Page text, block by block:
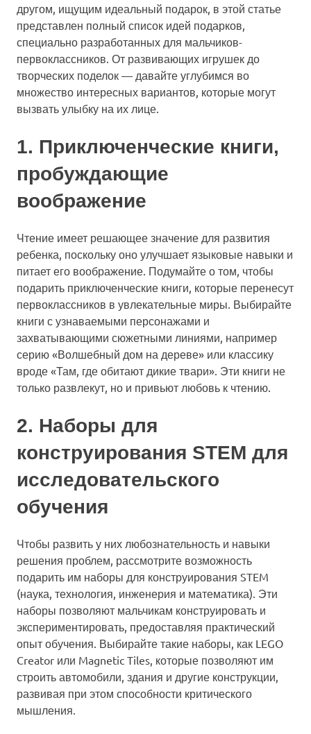
другом, ищущим идеальный подарок, в этой статье
представлен полный список идей подарков,
специально разработанных для мальчиков-
первоклассников. От развивающих игрушек до
творческих поделок — давайте углубимся во
множество интересных вариантов, которые могут
вызвать улыбку на их лице.
1. Приключенческие книги,
пробуждающие
воображение
Чтение имеет решающее значение для развития
ребенка, поскольку оно улучшает языковые навыки и
питает его воображение. Подумайте о том, чтобы
подарить приключенческие книги, которые перенесут
первоклассников в увлекательные миры. Выбирайте
книги с узнаваемыми персонажами и
захватывающими сюжетными линиями, например
серию «Волшебный дом на дереве» или классику
вроде «Там, где обитают дикие твари». Эти книги не
только развлекут, но и привьют любовь к чтению.
2. Наборы для
конструирования STEM для
исследовательского
обучения
Чтобы развить у них любознательность и навыки
решения проблем, рассмотрите возможность
подарить им наборы для конструирования STEM
(наука, технология, инженерия и математика). Эти
наборы позволяют мальчикам конструировать и
экспериментировать, предоставляя практический
опыт обучения. Выбирайте такие наборы, как LEGO
Creator или Magnetic Tiles, которые позволяют им
строить автомобили, здания и другие конструкции,
развивая при этом способности критического
мышления.